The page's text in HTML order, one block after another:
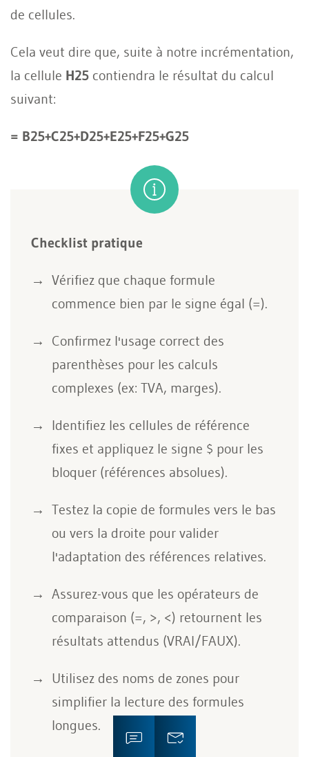
de cellules.
Cela veut dire que, suite à notre incrémentation,
la cellule H25 contiendra le résultat du calcul
suivant:
= B25+C25+D25+E25+F25+G25
Checklist pratique
Vérifiez que chaque formule
commence bien par le signe égal (=).
Confirmez l'usage correct des
parenthèses pour les calculs
complexes (ex: TVA, marges).
Identifiez les cellules de référence
fixes et appliquez le signe $ pour les
bloquer (références absolues).
Testez la copie de formules vers le bas
ou vers la droite pour valider
l'adaptation des références relatives.
Assurez-vous que les opérateurs de
comparaison (=, >, <) retournent les
résultats attendus (VRAI/FAUX).
Utilisez des noms de zones pour
simplifier la lecture des formules
longues.